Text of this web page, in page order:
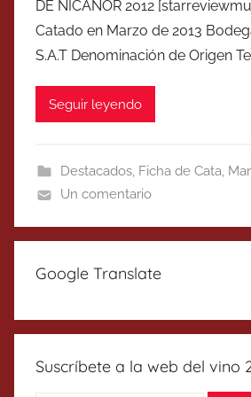
DE NICANOR 2012
Catado en Marzo de 2013
S.A.T Denominación de Origen
Seguir leyendo
Destacados, Ficha de Cata,
Un comentario
Google Translate
Suscríbete a la web del vino